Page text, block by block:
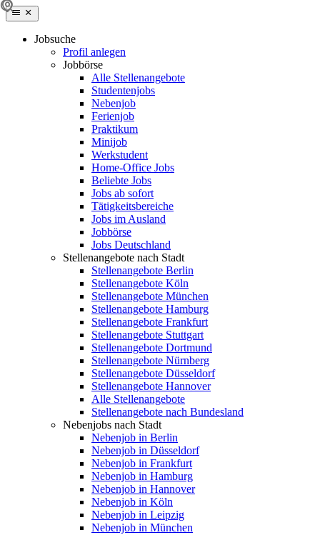
Jobsuche
Profil anlegen
Jobbörse
Alle Stellenangebote
Studentenjobs
Nebenjob
Ferienjob
Praktikum
Minijob
Werkstudent
Home-Office Jobs
Beliebte Jobs
Jobs ab sofort
Tätigkeitsbereiche
Jobs im Ausland
Jobbörse
Jobs Deutschland
Stellenangebote nach Stadt
Stellenangebote Berlin
Stellenangebote Köln
Stellenangebote München
Stellenangebote Hamburg
Stellenangebote Frankfurt
Stellenangebote Stuttgart
Stellenangebote Dortmund
Stellenangebote Nürnberg
Stellenangebote Düsseldorf
Stellenangebote Hannover
Alle Stellenangebote
Stellenangebote nach Bundesland
Nebenjobs nach Stadt
Nebenjob in Berlin
Nebenjob in Düsseldorf
Nebenjob in Frankfurt
Nebenjob in Hamburg
Nebenjob in Hannover
Nebenjob in Köln
Nebenjob in Leipzig
Nebenjob in München